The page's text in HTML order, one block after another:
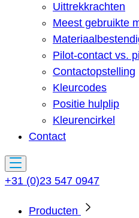
Uittrekkrachten
Meest gebruikte
Pilot-contact vs.
Contactopstelling
Kleurcodes
Positie hulplip
Kleurencirkel
Contact
+31 (0)23 547 0947
Producten